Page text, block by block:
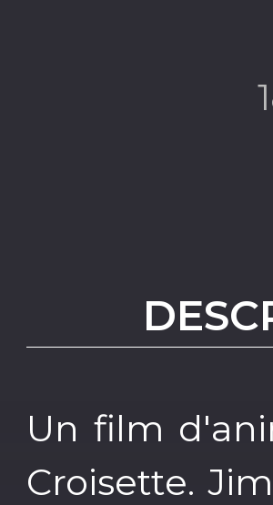
Un film
Croisette.